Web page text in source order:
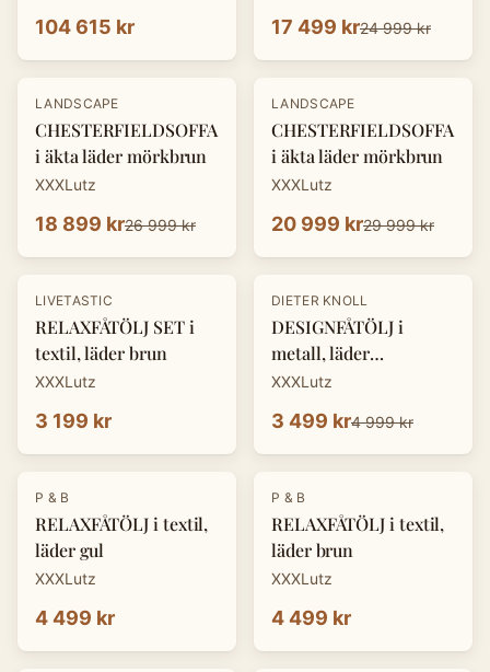
104 615 kr 17 499 kr24 999 kr
- 30%
LANDSCAPE
CHESTERFIELDSOFFA
i äkta läder mörkbrun
XXXLutz
18 899 kr26 999 kr
- 30%
LANDSCAPE
CHESTERFIELDSOFFA
i äkta läder mörkbrun
XXXLutz
20 999 kr29 999 kr
LIVETASTIC
RELAXFÅTÖLJ SET i
textil, läder brun
XXXLutz
3 199 kr
-30%
DIETER KNOLL
DESIGNFÅTÖLJ i
metall, läder
cognacfärgad
XXXLutz
3 499 kr4 999 kr
P & B
RELAXFÅTÖLJ i textil,
läder gul
XXXLutz
4 499 kr
P & B
RELAXFÅTÖLJ i textil,
läder brun
XXXLutz
4 499 kr